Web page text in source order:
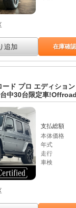
追加 在庫確
ド プロ エディショ
中30台限定車
支払総額
本体価格
年式
走行
車検